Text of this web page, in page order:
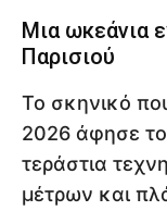
Μια ωκεάνια
Παρισιού
Το σκηνικό
2026 άφησε
τεράστια
μέτρων και